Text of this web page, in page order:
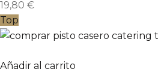
19,80 €
Top
Añadir al carrito